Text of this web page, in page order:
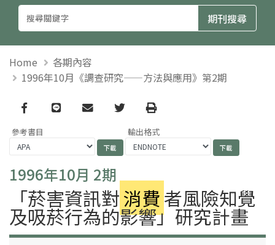
Home
各期內容
1996年10月《調查研究——方法與應用》第2期
Facebook
line email TwitterPrint
參考書目 輸出格式
1996年10月 2期
「菸害資訊對消費者風險知覺
及吸菸行為的影響」研究計畫